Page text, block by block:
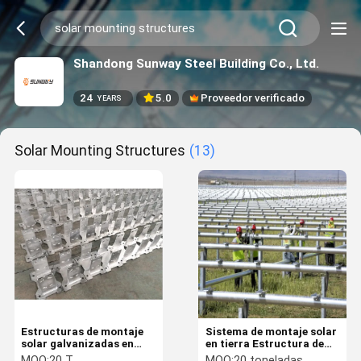
Shandong Sunway Steel Building Co., Ltd.
24 YEARS 5.0 Proveedor verificado
Solar Mounting Structures (13)
Estructuras de montaje
solar galvanizadas en
caliente resistentes a la
Sistema de montaje solar
en tierra Estructura de
acero solar certificada